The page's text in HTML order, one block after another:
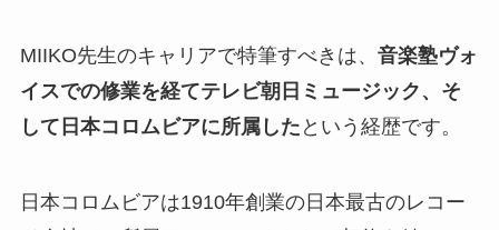
MIIKO先生のキャリアで特筆すべきは、 音楽塾ヴォ
イスでの修業を経てテレビ朝日ミュージック、そ
して日本コロムビアに所属した という経歴です。
日本コロムビアは1910年創業の日本最古のレコー